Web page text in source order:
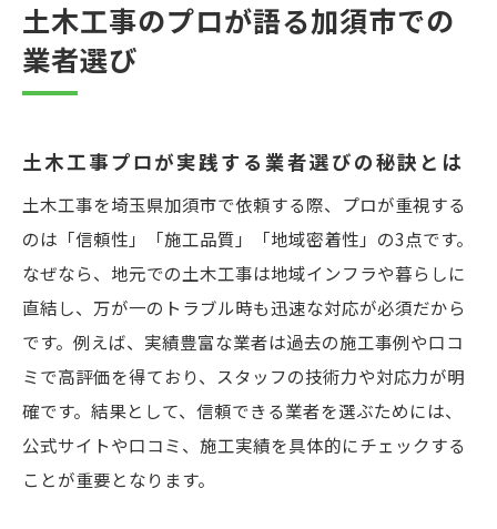
土木工事のプロが語る加須市での
業者選び
土木工事プロが実践する業者選びの秘訣とは
土木工事を埼玉県加須市で依頼する際、プロが重視する
のは「信頼性」「施工品質」「地域密着性」の3点です。
なぜなら、地元での土木工事は地域インフラや暮らしに
直結し、万が一のトラブル時も迅速な対応が必須だから
です。例えば、実績豊富な業者は過去の施工事例や口コ
ミで高評価を得ており、スタッフの技術力や対応力が明
確です。結果として、信頼できる業者を選ぶためには、
公式サイトや口コミ、施工実績を具体的にチェックする
ことが重要となります。